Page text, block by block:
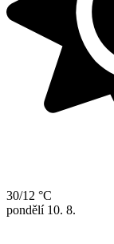
30/12 °C
pondělí 10. 8.